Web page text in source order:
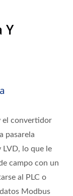
Y
el convertidor
pasarela
LVD, lo que le
campo con un
al PLC o
Modbus